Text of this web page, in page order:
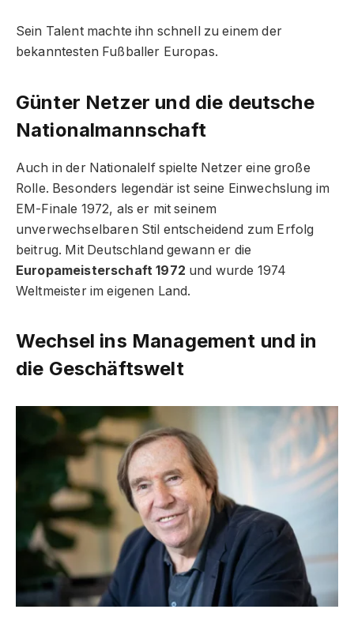
Sein Talent machte ihn schnell zu einem der
bekanntesten Fußballer Europas.
Günter Netzer und die deutsche
Nationalmannschaft
Auch in der Nationalelf spielte Netzer eine große
Rolle. Besonders legendär ist seine Einwechslung im
EM-Finale 1972, als er mit seinem
unverwechselbaren Stil entscheidend zum Erfolg
beitrug. Mit Deutschland gewann er die
Europameisterschaft 1972 und wurde 1974
Weltmeister im eigenen Land.
Wechsel ins Management und in
die Geschäftswelt